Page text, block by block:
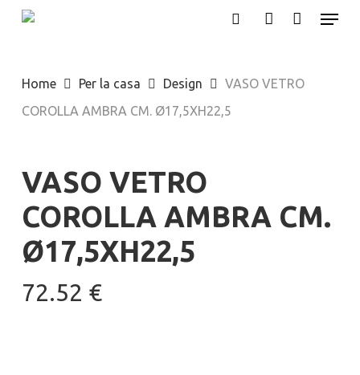
Skip
content
Menu
Home Per la casa Design
VASO VETRO
COROLLA AMBRA CM. Ø17,5XH22,5
VASO VETRO
COROLLA AMBRA CM.
Ø17,5XH22,5
72.52 €